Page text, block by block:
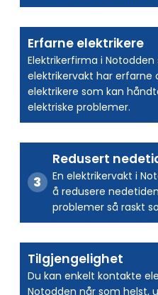
Erfarne elektrikere
Elektrikerfirma i
elektrikervakt har erfarne
elektrikere som kan
elektriske problemer.
Redusert
En elektrikervakt i
å redusere
problemer så raskt
Tilgjengelighet
Du kan enkelt kontakte
Notodden når som helst,